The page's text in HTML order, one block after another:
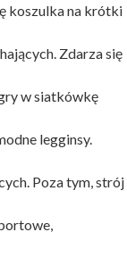
koszulka na krótki
Zdarza się
w siatkówkę
legginsy.
Poza tym, strój